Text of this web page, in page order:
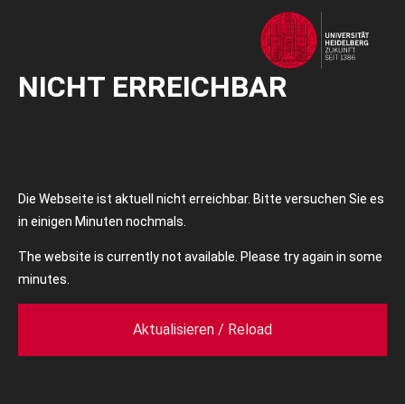
NICHT ERREICHBAR
Die Webseite ist aktuell nicht erreichbar. Bitte versuchen Sie es
in einigen Minuten nochmals.
The website is currently not available. Please try again in some
minutes.
Aktualisieren / Reload